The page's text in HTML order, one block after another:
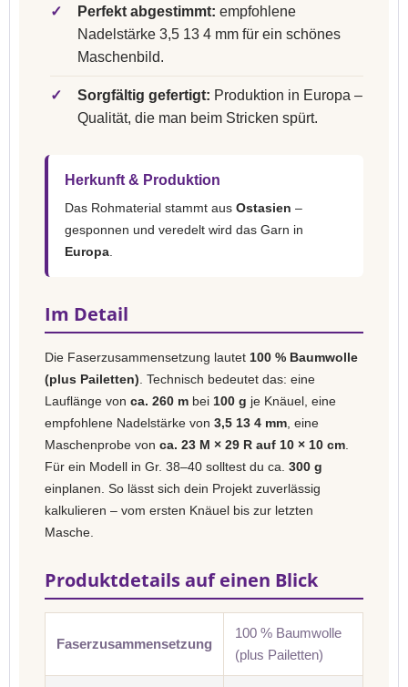
✓ Perfekt abgestimmt: empfohlene
Nadelstärke 3,5 13 4 mm für ein schönes
Maschenbild.
✓ Sorgfältig gefertigt: Produktion in Europa –
Qualität, die man beim Stricken spürt.
Herkunft & Produktion
Das Rohmaterial stammt aus Ostasien –
gesponnen und veredelt wird das Garn in
Europa
Im Detail
Die Faserzusammensetzung lautet 100 % Baumwolle
(plus Pailetten) . Technisch bedeutet das: eine
Lauflänge von ca. 260 m bei 100 g je Knäuel, eine
empfohlene Nadelstärke von 3,5 13 4 mm , eine
Maschenprobe von ca. 23 M × 29 R auf 10 × 10 cm
Für ein Modell in Gr. 38–40 solltest du ca. 300 g
einplanen. So lässt sich dein Projekt zuverlässig
kalkulieren – vom ersten Knäuel bis zur letzten
Masche.
Produktdetails auf einen Blick
Faserzusammensetzung
100 % Baumwolle
(plus Pailetten)